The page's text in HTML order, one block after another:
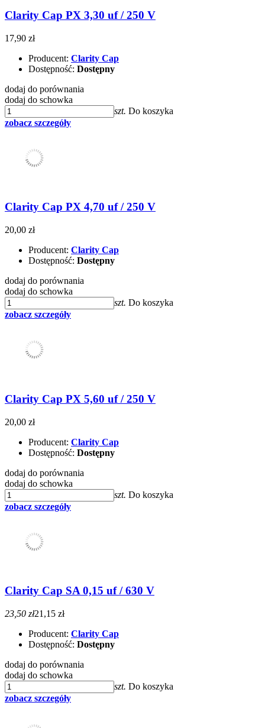
Clarity Cap PX 3,30 uf / 250 V
17,90 zł
Producent: Clarity Cap
Dostępność: Dostępny
dodaj do porównania
dodaj do schowka
szt. Do koszyka
zobacz szczegóły
Clarity Cap PX 4,70 uf / 250 V
20,00 zł
Producent: Clarity Cap
Dostępność: Dostępny
dodaj do porównania
dodaj do schowka
szt. Do koszyka
zobacz szczegóły
Clarity Cap PX 5,60 uf / 250 V
20,00 zł
Producent: Clarity Cap
Dostępność: Dostępny
dodaj do porównania
dodaj do schowka
szt. Do koszyka
zobacz szczegóły
Clarity Cap SA 0,15 uf / 630 V
23,50 zł21,15 zł
Producent: Clarity Cap
Dostępność: Dostępny
dodaj do porównania
dodaj do schowka
szt. Do koszyka
zobacz szczegóły